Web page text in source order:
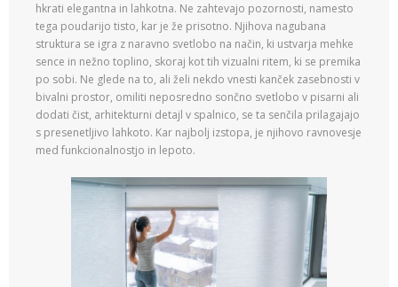
hkrati elegantna in lahkotna. Ne zahtevajo pozornosti, namesto
tega poudarijo tisto, kar je že prisotno. Njihova nagubana
struktura se igra z naravno svetlobo na način, ki ustvarja mehke
sence in nežno toplino, skoraj kot tih vizualni ritem, ki se premika
po sobi. Ne glede na to, ali želi nekdo vnesti kanček zasebnosti v
bivalni prostor, omiliti neposredno sončno svetlobo v pisarni ali
dodati čist, arhitekturni detajl v spalnico, se ta senčila prilagajajo
s presenetljivo lahkoto. Kar najbolj izstopa, je njihovo ravnovesje
med funkcionalnostjo in lepoto.